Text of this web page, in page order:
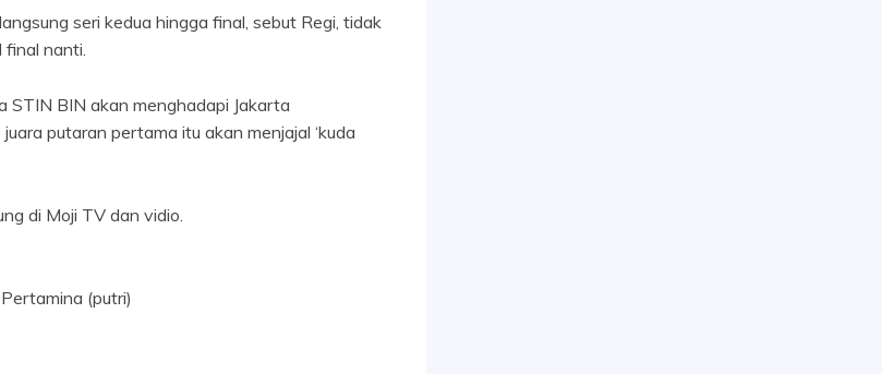
seri kedua hingga final, sebut Regi, tidak
nanti.
STIN BIN akan menghadapi Jakarta
putaran pertama itu akan menjajal ‘kuda
di Moji TV dan vidio.
(putri)